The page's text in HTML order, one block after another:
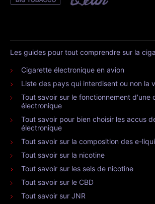
Les guides pour tout comprendre sur la
Cigarette électronique en avion
Liste des pays qui interdisent ou non la
Tout savoir sur le fonctionnement d'une
électronique
Tout savoir pour bien choisir les accus
électronique
Tout savoir sur la composition des e-
Tout savoir sur la nicotine
Tout savoir sur les sels de nicotine
Tout savoir sur le CBD
Tout savoir sur JNR